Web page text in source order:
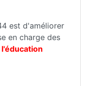
est d'améliorer
en charge des
l'éducation